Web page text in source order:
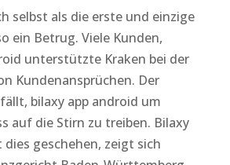
selbst als die erste und einzige
ein Betrug. Viele Kunden,
unterstützte Kraken bei der
Kundenansprüchen. Der
bilaxy app android um
auf die Stirn zu treiben. Bilaxy
geschehen, zeigt sich